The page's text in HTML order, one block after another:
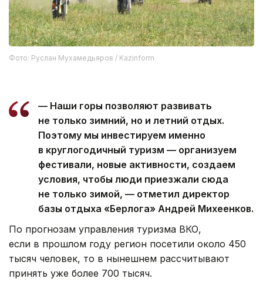
Фото: Руслан Мухамедьяров / Kazinform
— Наши горы позволяют развивать
не только зимний, но и летний отдых.
Поэтому мы инвестируем именно
в круглогодичный туризм — организуем
фестивали, новые активности, создаем
условия, чтобы люди приезжали сюда
не только зимой, — отметил директор
базы отдыха «Берлога» Андрей Михеенков.
По прогнозам управления туризма ВКО,
если в прошлом году регион посетили около 450
тысяч человек, то в нынешнем рассчитывают
принять уже более 700 тысяч.